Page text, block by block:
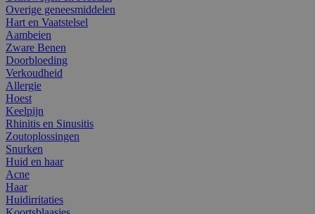
Overige geneesmiddelen
Hart en Vaatstelsel
Aambeien
Zware Benen
Doorbloeding
Verkoudheid
Allergie
Hoest
Keelpijn
Rhinitis en Sinusitis
Zoutoplossingen
Snurken
Huid en haar
Acne
Haar
Huidirritaties